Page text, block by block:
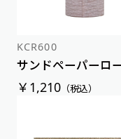
KCR600
サンドペーパーロ
￥1,210（税込）